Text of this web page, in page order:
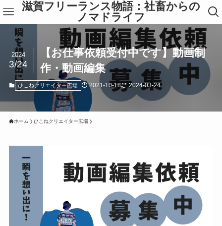
滋賀フリーランス物語：社畜からの
ノマドライフ
【お仕事依頼受付中です】動画制
作・動画編集
2024
3/24
ひこねクリエイター広場 2021-10-18 2024-03-24
ホーム ひこねクリエイター広場